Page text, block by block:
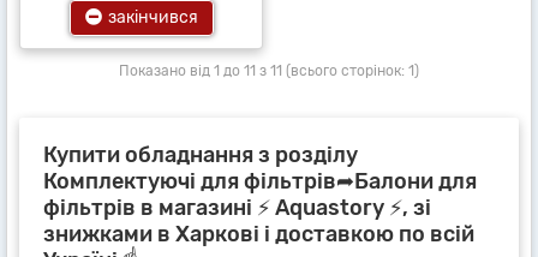
закінчився
Показано від 1 до 11 з 11 (всього сторінок: 1)
Купити обладнання з розділу
Комплектуючі для фільтрів➦Балони для
фільтрів в магазині ⚡ Aquastory ⚡, зі
знижками в Харкові і доставкою по всій